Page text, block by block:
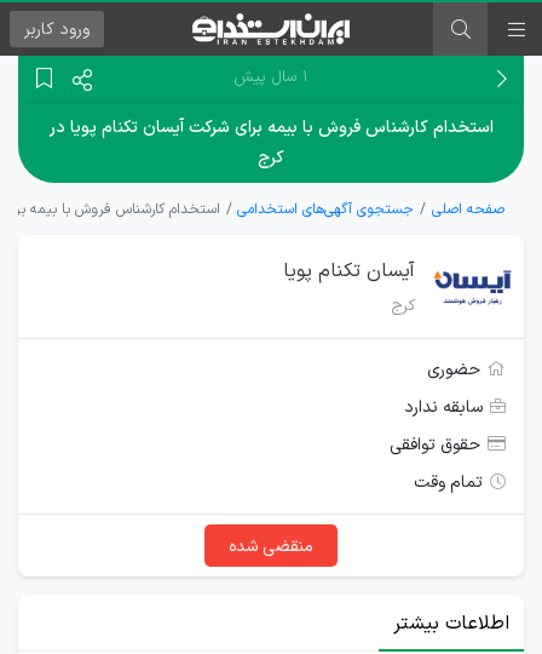
ورود کاربر
۱ سال پیش
استخدام کارشناس فروش با بیمه برای شرکت آیسان تکنام پویا در
کرج
صفحه اصلی جستجوی آگهی‌های استخدامی استخدام کارشناس فروش با بیمه
آیسان تکنام پویا
کرج
حضوری
سابقه ندارد
حقوق توافقی
تمام وقت
منقضی شده
اطلاعات بیشتر